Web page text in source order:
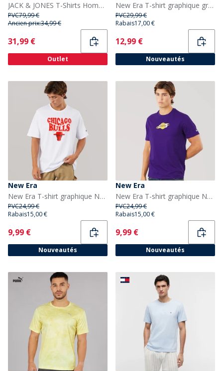
JACK & JONES T-Shirts Homme Multicolore
PVC79,99 €
Ancien prix:34,99 €
Current
31,99 €
Outlet
New Era T-shirt graphique graffiti Homme Fpk
PVC29,99 €
Rabais17,00 €
Current
12,99 €
Nouveautés
New Era
New Era T-shirt graphique NBA Chicago Bulls Homme Whi
PVC24,99 €
Rabais15,00 €
Current
9,99 €
Nouveautés
New Era
New Era T-shirt graphique NBA Homme Los Angeles Lakers Trp
PVC24,99 €
Rabais15,00 €
Current
9,99 €
Nouveautés